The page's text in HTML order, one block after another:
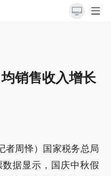
销售收入增长
者周怿）国家税务总局
据显示，国庆中秋假